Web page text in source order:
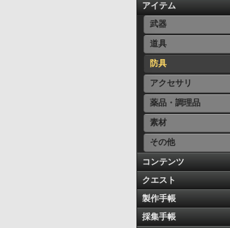
アイテム
武器
道具
防具
アクセサリ
薬品・調理品
素材
その他
コンテンツ
クエスト
製作手帳
採集手帳